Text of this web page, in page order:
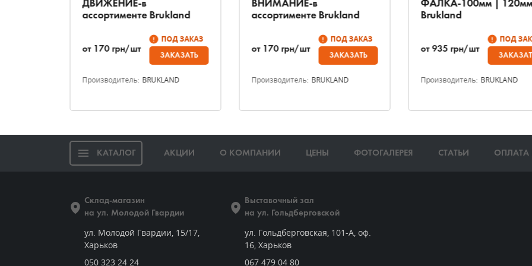
ДВИЖЕНИЕ-в
ассортименте Brukland
от 170 грн/шт
ПОД ЗАКАЗ
ЗАКАЗАТЬ
Производитель: BRUKLAND
ВНИМАНИЕ-в
ассортименте Brukland
от 170 грн/шт
ПОД ЗАКАЗ
ЗАКАЗАТЬ
Производитель: BRUKLAND
ФАЛКА-100мм | 120мм
Brukland
от 935 грн/шт
ПОД
Производитель: BRUKLAND
КАТАЛОГ АКЦИИ О КОМПАНИИ ЦЕНЫ ФОТОГАЛЕРЕЯ СТАТЬИ ОПЛАТА
Склад-магазин
на ул. Молодой Гвардии
ул. Молодой Гвардии, 15/17,
Харьков
050 323 24 24
Выставочный зал
на ул. Гольдберговской
ул. Гольдберговская, 101-А, оф.
16, Харьков
067 479 04 80